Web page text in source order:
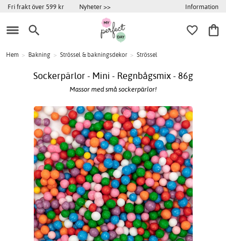
Fri frakt över 599 kr Nyheter >> Information
Hem > Bakning > Strössel & bakningsdekor > Strössel
Sockerpärlor - Mini - Regnbågsmix - 86g
Massor med små sockerpärlor!